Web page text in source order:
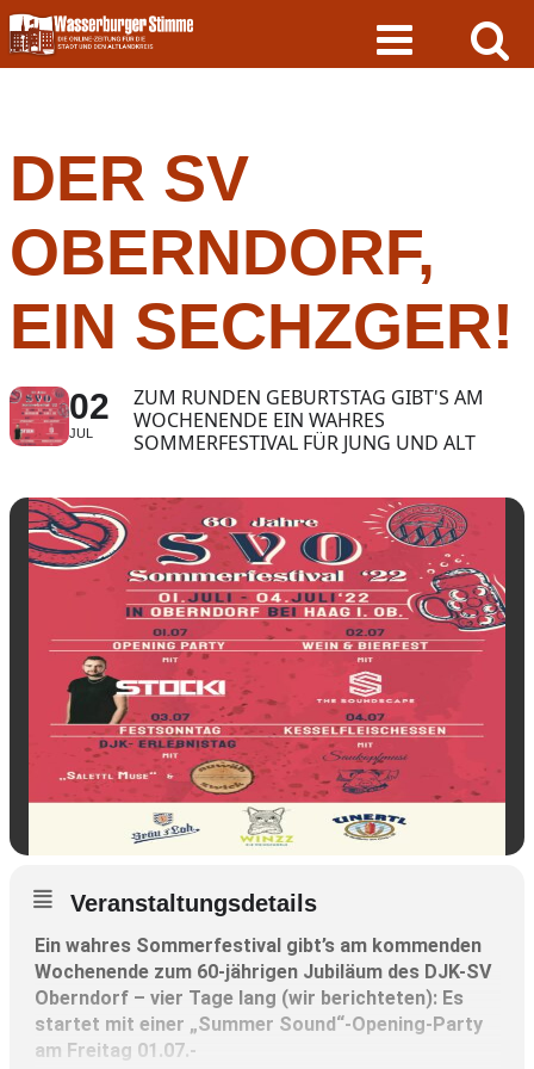
Skip
to
content
DER SV
OBERNDORF,
EIN SECHZGER!
02
JUL
ZUM RUNDEN GEBURTSTAG GIBT'S AM
WOCHENENDE EIN WAHRES
SOMMERFESTIVAL FÜR JUNG UND ALT
Veranstaltungsdetails
Ein wahres Sommerfestival gibt’s am kommenden
Wochenende zum 60-jährigen Jubiläum des DJK-SV
Oberndorf – vier Tage lang (wir berichteten): Es
startet mit einer „Summer Sound“-Opening-Party
am Freitag 01.07.-